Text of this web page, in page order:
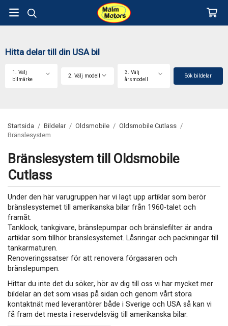
Hitta delar till din USA bil
1. Välj
bilmärke
2. Välj modell
3. Välj
årsmodell
Sök bildelar
Startsida / Bildelar / Oldsmobile / Oldsmobile Cutlass /
Bränslesystem
Bränslesystem till Oldsmobile
Cutlass
Under den här varugruppen har vi lagt upp artiklar som berör
bränslesystemet till amerikanska bilar från 1960-talet och
framåt.
Tanklock, tankgivare, bränslepumpar och bränslefilter är andra
artiklar som tillhör bränslesystemet. Låsringar och packningar till
tankarmaturen.
Renoveringssatser för att renovera förgasaren och
bränslepumpen.
Hittar du inte det du söker, hör av dig till oss vi har mycket mer
bildelar än det som visas på sidan och genom vårt stora
kontaktnät med leverantörer både i Sverige och USA så kan vi
få fram det mesta i reservdelsväg till amerikanska bilar.